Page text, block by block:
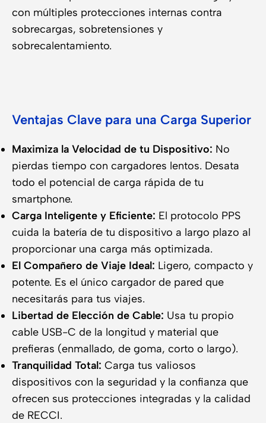
con múltiples protecciones internas contra
sobrecargas, sobretensiones y
sobrecalentamiento.
Ventajas Clave para una Carga Superior
Maximiza la Velocidad de tu Dispositivo: No
pierdas tiempo con cargadores lentos. Desata
todo el potencial de carga rápida de tu
smartphone.
Carga Inteligente y Eficiente: El protocolo PPS
cuida la batería de tu dispositivo a largo plazo al
proporcionar una carga más optimizada.
El Compañero de Viaje Ideal: Ligero, compacto y
potente. Es el único cargador de pared que
necesitarás para tus viajes.
Libertad de Elección de Cable: Usa tu propio
cable USB-C de la longitud y material que
prefieras (enmallado, de goma, corto o largo).
Tranquilidad Total: Carga tus valiosos
dispositivos con la seguridad y la confianza que
ofrecen sus protecciones integradas y la calidad
de RECCI.